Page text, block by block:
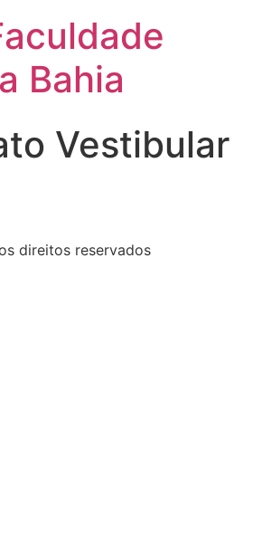
Bahia
Vestibular
direitos reservados